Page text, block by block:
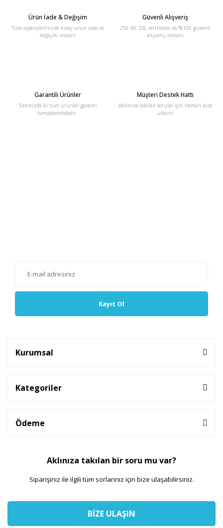
Ürün İade & Değişim
Tüm siparişlerinizde kolay ürün iade ve
değişim imkanı
Güvenli Alışveriş
256 Bit SSL sertifikası ile %100 güvenli
alışveriş imkanı
Garantili Ürünler
Sitemizde ki tüm ürünler garanti
kampsamındadır.
Müşteri Destek Hattı
Aklınıza takılan sorular için hemen bize
ulaşın!
Kayıt Ol
Kurumsal
Kategoriler
Ödeme
Aklınıza takılan bir soru mu var?
Siparişiniz ile ilgili tüm sorlarınız için bize ulaşabilirsiniz.
BİZE ULAŞIN